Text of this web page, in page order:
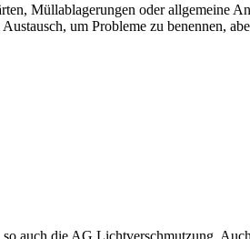
Müllablagerungen oder allgemeine
um Probleme zu benennen,
auch die AG Lichtverschmutzung.